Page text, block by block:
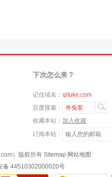
下次怎么来？
记住域名： qituke.com
百度搜索：
奇兔客
收藏本站： 加入收藏
订阅本站：
）版权所有 Sitemap 网站地图
备 44510302000020号